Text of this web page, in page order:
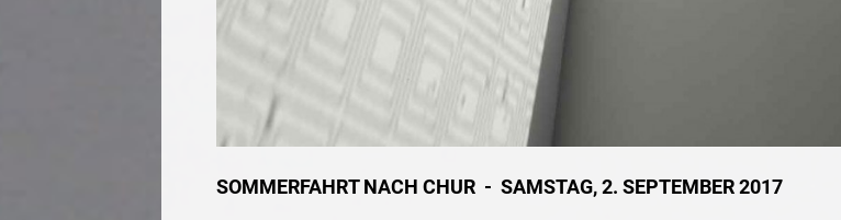
SOMMERFAHRT NACH CHUR - SAMSTAG, 2. SEPTEMBER 2017